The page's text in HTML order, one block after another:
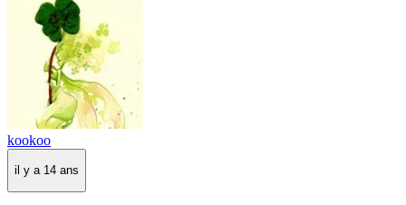
kookoo
il y a 14 ans